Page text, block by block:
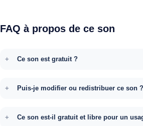
FAQ à propos de ce son
Ce son est gratuit ?
Puis-je modifier ou redistribuer ce son ?
Ce son est-il gratuit et libre pour un